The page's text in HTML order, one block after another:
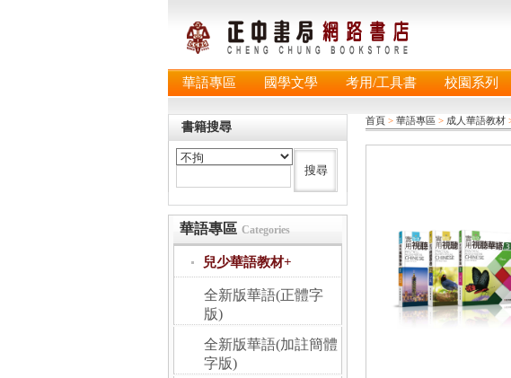
華語專區 國學文學 考用/工具書 校園系列
首頁 > 華語專區 > 成人華語教材
書籍搜尋
華語專區 Categories
兒少華語教材+
全新版華語(正體字
版)
全新版華語(加註簡體
字版)